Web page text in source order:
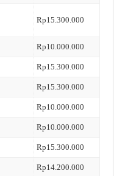
Rp15.300.000
Rp10.000.000
Rp15.300.000
Rp15.300.000
Rp10.000.000
Rp10.000.000
Rp15.300.000
Rp14.200.000